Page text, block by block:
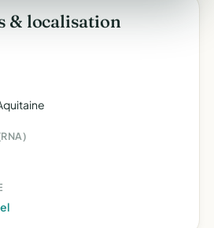
& localisation